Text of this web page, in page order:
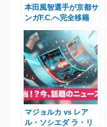
本田風智選手が京都サ
ンガF.C.へ完全移籍
と揺れるJリーグ
マジョルカ vs レア
ル・ソシエダ ラ・リ